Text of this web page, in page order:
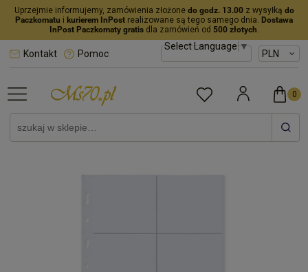
Uprzejmie informujemy, zamówienia złożone do godz. 13.00z wysyłką do
Paczkomatu i kurierem InPost realizowane są tego samego dnia. Dostawa
InPost Paczkomaty gratisdla zamówień od 500 złotych.
Select Language▼
Kontakt Pomoc